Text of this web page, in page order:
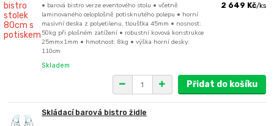
• barová bistro verze eventového stolu • včetně
laminovaného celoplošně potisknutého polepu • horní
masivní deska z polyetilenu, tloušťka 45mm • nosnost:
50kg při plošném zatížení • robustní kovová konstrukce
25mmx1mm • hmotnost: 8kg • výška horní desky:
110cm
2 649 Kč/ks
Skladem
Přidat do košíku
Skládací barová bistro židle